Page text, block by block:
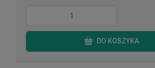
DO KOSZYKA